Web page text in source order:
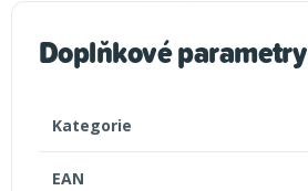
Doplňkové parametry
Kategorie
EAN